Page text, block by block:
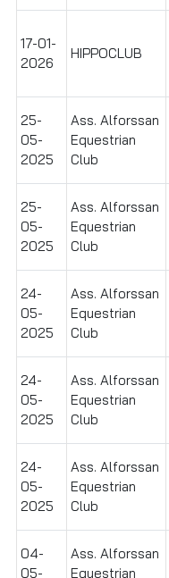
17-01-
2026
HIPPOCLUB
25-
05-
2025
Ass. Alforssan
Equestrian
Club
25-
05-
2025
Ass. Alforssan
Equestrian
Club
24-
05-
2025
Ass. Alforssan
Equestrian
Club
24-
05-
2025
Ass. Alforssan
Equestrian
Club
24-
05-
2025
Ass. Alforssan
Equestrian
Club
04-
05-
Ass. Alforssan
Equestrian